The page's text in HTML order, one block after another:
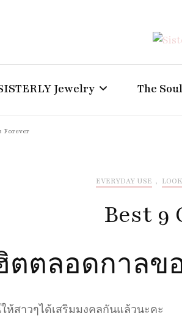
Positive Power
Jewelry The
Forever
EVERYDAY USE ,
Best 9
ตลอดกาลขอ
ห้สาวๆได้เสริมมงคลกันแล้วนะคะ